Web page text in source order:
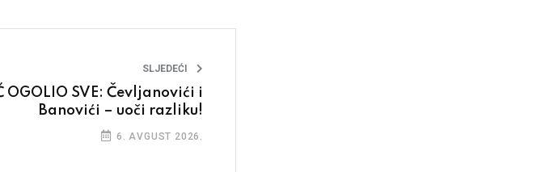
SLJEDEĆI
OGOLIO SVE: Čevljanovići i
Banovići – uoči razliku!
6. AVGUST 2026.